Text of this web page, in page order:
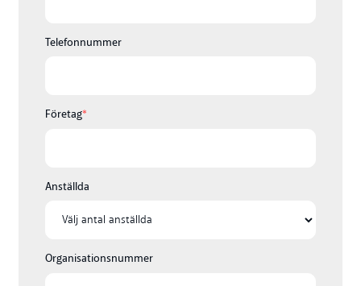
Telefonnummer
Företag*
Anställda
Organisationsnummer